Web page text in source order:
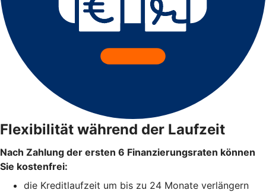
Flexibilität während der Laufzeit
Nach Zahlung der ersten 6 Finanzierungsraten können
Sie kostenfrei:
die Kreditlaufzeit um bis zu 24 Monate verlängern